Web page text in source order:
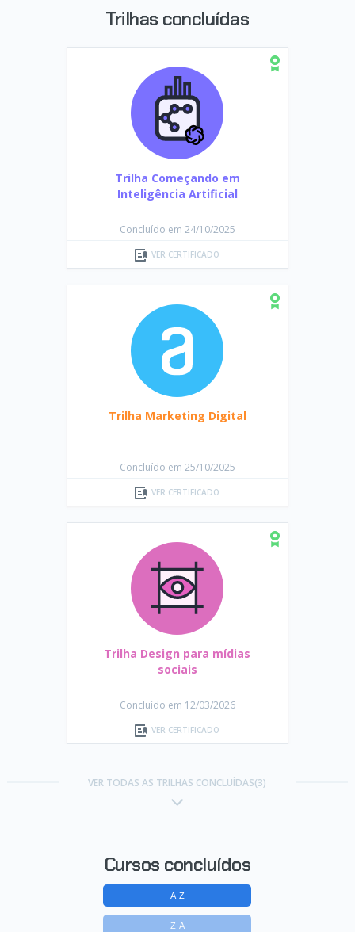
Trilhas concluídas
Trilha Começando em
Inteligência Artificial
Concluído em 24/10/2025
VER CERTIFICADO
Trilha Marketing Digital
Concluído em 25/10/2025
VER CERTIFICADO
Trilha Design para mídias
sociais
Concluído em 12/03/2026
VER CERTIFICADO
VER TODAS AS TRILHAS CONCLUÍDAS(3)
Cursos concluídos
A-Z
Z-A